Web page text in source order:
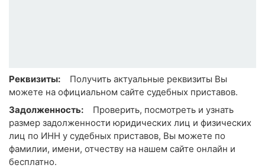
Реквизиты:
Получить актуальные реквизиты Вы
можете на официальном сайте судебных приставов.
Задолженность:
Проверить, посмотреть и узнать
размер задолженности юридических лиц и физических
лиц по ИНН у судебных приставов, Вы можете по
фамилии, имени, отчеству на нашем сайте онлайн и
бесплатно.